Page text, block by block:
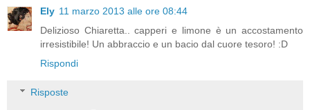
Ely 11 marzo 2013 alle ore 08:44
Delizioso Chiaretta.. capperi e limone è un accostamento
irresistibile! Un abbraccio e un bacio dal cuore tesoro! :D
Rispondi
Risposte